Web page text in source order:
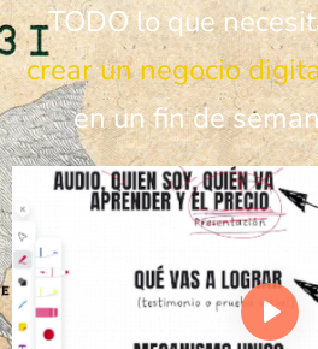
TODO lo que
crear un negocio
en un fin de